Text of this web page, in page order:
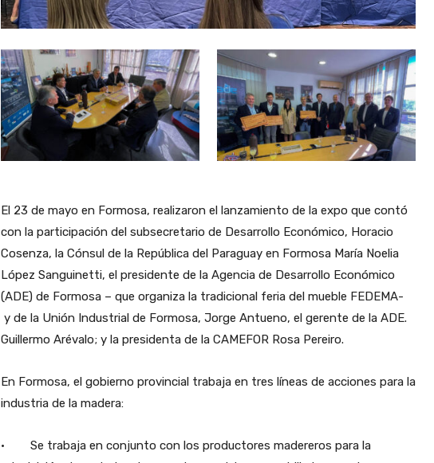
El 23 de mayo en Formosa, realizaron el lanzamiento de la expo que contó
con la participación del subsecretario de Desarrollo Económico, Horacio
Cosenza, la Cónsul de la República del Paraguay en Formosa María Noelia
López Sanguinetti, el presidente de la Agencia de Desarrollo Económico
(ADE) de Formosa – que organiza la tradicional feria del mueble FEDEMA-
y de la Unión Industrial de Formosa, Jorge Antueno, el gerente de la ADE.
Guillermo Arévalo; y la presidenta de la CAMEFOR Rosa Pereiro.
En Formosa, el gobierno provincial trabaja en tres líneas de acciones para la
industria de la madera:
· Se trabaja en conjunto con los productores madereros para la